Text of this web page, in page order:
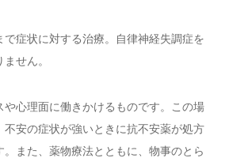
で症状に対する治療。自律神経失調症を
せん。
や心理面に働きかけるものです。この場
不安の症状が強いときに抗不安薬が処方
。また、薬物療法とともに、物事のとら